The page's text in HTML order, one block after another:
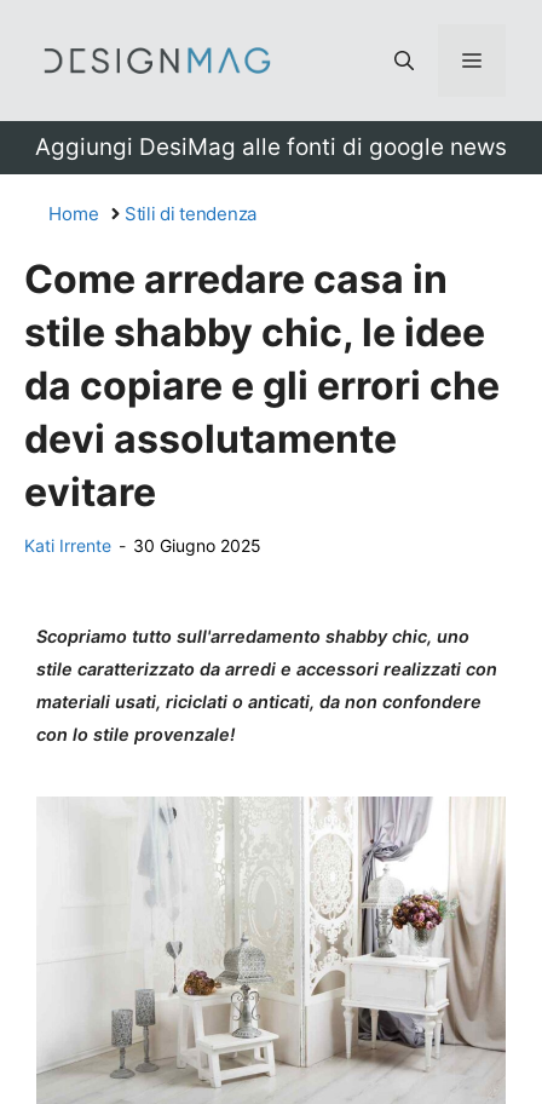
Menu
Aggiungi DesiMag alle fonti di google news
Home Stili di tendenza
Come arredare casa in
stile shabby chic, le idee
da copiare e gli errori che
devi assolutamente
evitare
Kati Irrente - 30 Giugno 2025
Scopriamo tutto sull'arredamento shabby chic, uno
stile caratterizzato da arredi e accessori realizzati con
materiali usati, riciclati o anticati, da non confondere
con lo stile provenzale!